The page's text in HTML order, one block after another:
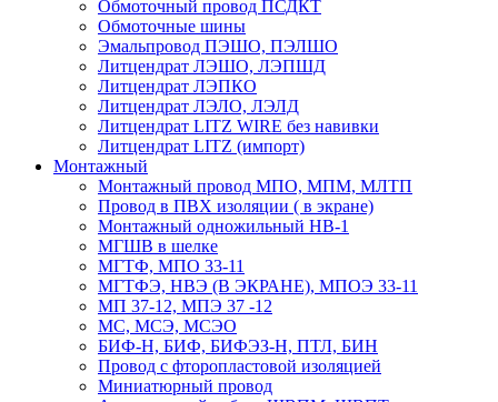
Обмоточный провод ПСДКТ
Обмоточные шины
Эмальпровод ПЭШО, ПЭЛШО
Литцендрат ЛЭШО, ЛЭПШД
Литцендрат ЛЭПКО
Литцендрат ЛЭЛО, ЛЭЛД
Литцендрат LITZ WIRE без навивки
Литцендрат LITZ (импорт)
Монтажный
Монтажный провод МПО, МПМ, МЛТП
Провод в ПВХ изоляции ( в экране)
Монтажный одножильный HB-1
МГШВ в шелке
МГТФ, МПО 33-11
МГТФЭ, НВЭ (В ЭКРАНЕ), МПОЭ 33-11
МП 37-12, МПЭ 37 -12
МС, МСЭ, МСЭО
БИФ-Н, БИФ, БИФЭЗ-Н, ПТЛ, БИН
Провод с фторопластовой изоляцией
Миниатюрный провод